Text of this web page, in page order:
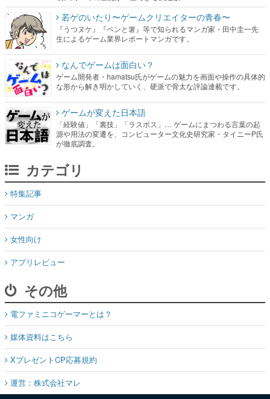
なんでゲームは面白い？
ゲーム開発者・hamatsu氏がゲームの魅力を画面や操作の具体的
な形から解き明かしていく、硬派で骨太な評論連載です。
ゲームが変えた日本語
「経験値」「裏技」「ラスボス」… ゲームにまつわる言葉の起
源や用法の変遷を、コンピューター文化史研究家・タイニーP氏
カテゴリ
マンガ
女性向け
アプリレビュー
その他
電ファミニコゲーマーとは？
媒体資料はこちら
XプレゼントCP応募規約
運営：株式会社マレ